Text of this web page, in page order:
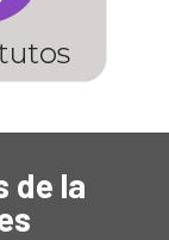
de la